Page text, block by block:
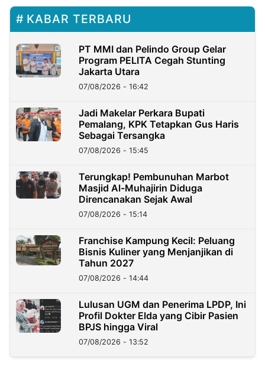
KABAR TERBARU
PT MMI dan Pelindo Group Gelar
Program PELITA Cegah Stunting
Jakarta Utara
07/08/2026 - 16:42
Jadi Makelar Perkara Bupati
Pemalang, KPK Tetapkan Gus Haris
Sebagai Tersangka
07/08/2026 - 15:45
Terungkap! Pembunuhan Marbot
Masjid Al-Muhajirin Diduga
Direncanakan Sejak Awal
07/08/2026 - 15:14
Franchise Kampung Kecil: Peluang
Bisnis Kuliner yang Menjanjikan di
Tahun 2027
07/08/2026 - 14:44
Lulusan UGM dan Penerima LPDP, Ini
Profil Dokter Elda yang Cibir Pasien
BPJS hingga Viral
07/08/2026 - 13:52